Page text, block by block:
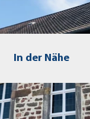
In der Nähe